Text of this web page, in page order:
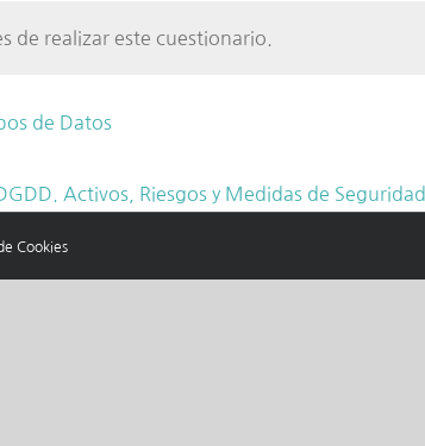
de realizar este cuestionario.
de Datos
Activos, Riesgos y Medidas de Seguridad
Cookies